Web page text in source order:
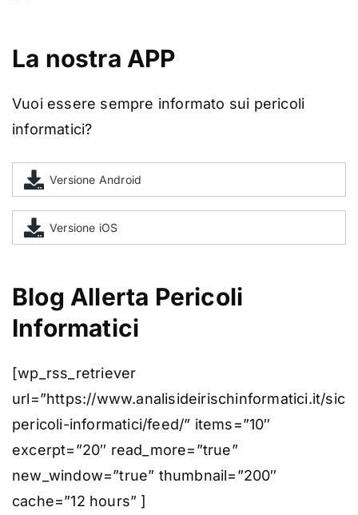
La nostra APP
Vuoi essere sempre informato sui pericoli
informatici?
Versione Android
Versione iOS
Blog Allerta Pericoli
Informatici
[wp_rss_retriever
url=”https://www.analisideirischinformatici.it/
pericoli-informatici/feed/” items=”10″
excerpt=”20″ read_more=”true”
new_window=”true” thumbnail=”200″
cache=”12 hours” ]